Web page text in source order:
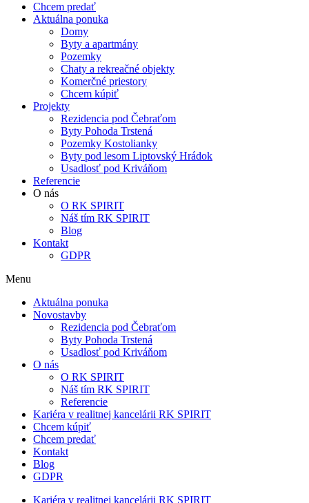
Chcem predať
Aktuálna ponuka
Domy
Byty a apartmány
Pozemky
Chaty a rekreačné objekty
Komerčné priestory
Chcem kúpiť
Projekty
Rezidencia pod Čebraťom
Byty Pohoda Trstená
Pozemky Kostolianky
Byty pod lesom Liptovský Hrádok
Usadlosť pod Kriváňom
Referencie
O nás
O RK SPIRIT
Náš tím RK SPIRIT
Blog
Kontakt
GDPR
Menu
Aktuálna ponuka
Novostavby
Rezidencia pod Čebraťom
Byty Pohoda Trstená
Usadlosť pod Kriváňom
O nás
O RK SPIRIT
Náš tím RK SPIRIT
Referencie
Kariéra v realitnej kancelárii RK SPIRIT
Chcem kúpiť
Chcem predať
Kontakt
Blog
GDPR
Kariéra v realitnej kancelárii RK SPIRIT